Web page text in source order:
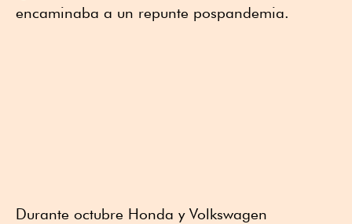
encaminaba a un repunte pospandemia.
Durante octubre Honda y Volkswagen